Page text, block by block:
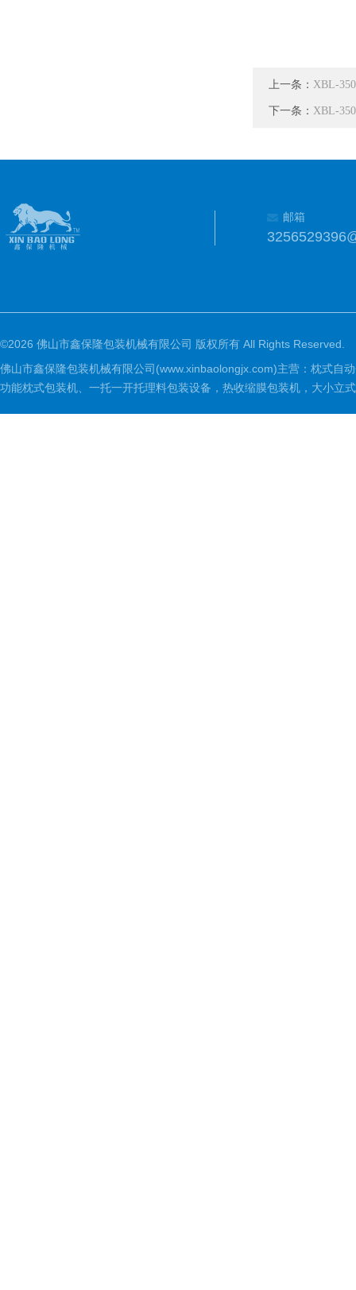
上一条： XBL-
下一条： XBL-
邮箱
©2026 佛山市鑫保隆包装机械有限公司 版权所有 All Rights Reserved.
佛山市鑫保隆包装机械有限公司(www.xinbaolongjx.com)主营：枕式自
功能枕式包装机、一托一开托理料包装设备，热收缩膜包装机，大小立